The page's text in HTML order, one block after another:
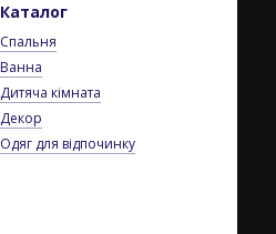
Каталог
Спальня
Ванна
Дитяча кімната
Декор
Одяг для відпочинку
Вхід